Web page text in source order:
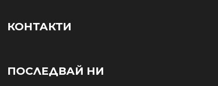
КОНТАКТИ
ПОСЛЕДВАЙ НИ